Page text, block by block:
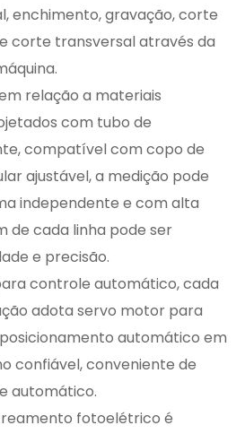
enchimento, gravação, corte
corte transversal através da
relação a materiais
com tubo de
compatível com copo de
ajustável, a medição pode
independente e com alta
de cada linha pode ser
e precisão.
controle automático, cada
adota servo motor para
automático em
confiável, conveniente de
automático.
fotoelétrico é